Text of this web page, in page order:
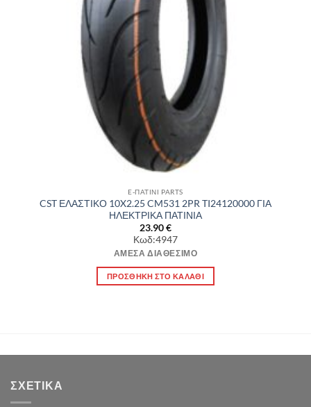
E-ΠΑΤΙΝΙ PARTS
CST ΕΛΑΣΤΙΚΟ 10X2.25 CM531 2PR TI24120000 ΓΙΑ
ΗΛΕΚΤΡΙΚΑ ΠΑΤΙΝΙΑ
23.90€
Κωδ:4947
ΆΜΕΣΑ ΔΙΑΘΈΣΙΜΟ
ΠΡΟΣΘΉΚΗ ΣΤΟ ΚΑΛΆΘΙ
ΣΧΕΤΙΚΆ